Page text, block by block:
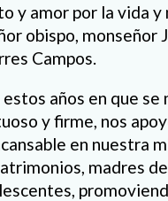
y amor por la vida
obispo, monseñor
Campos.
años en que se
y firme, nos
en nuestra
madres